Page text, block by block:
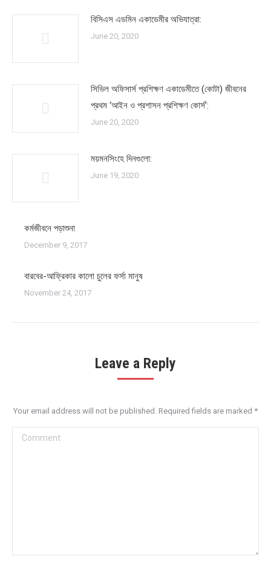
বিসিএস এডমিন একাডেমীর অভিযাত্রা:
June 20, 2020
সিভিল অফিসার্স প্রশিক্ষণ একাডেমীতে (কোটা) জীবনের
প্রথম ‘আইন ও প্রশাসন প্রশিক্ষণ কোর্স’:
June 20, 2020
ময়মনসিংহে দিনগুলো:
June 19, 2020
কর্মজীবনে পড়াশুনা
December 9, 2017
বারবের-আফ্রিকার কালো চুলের ফর্সা মানুষ
November 24, 2017
Leave a Reply
Your email address will not be published. Required fields are marked *
Comment